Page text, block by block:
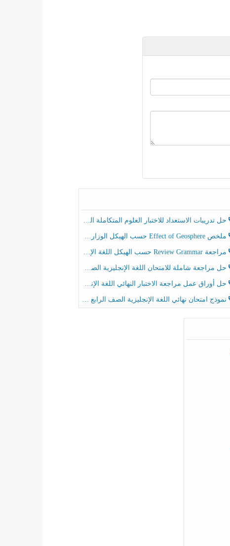
حل تدريبات الاستعداد للاختبار العلوم المتكاملة الصف الخامس عام الفصل الثالث
ملخص Effect of Geosphere حسب الهيكل الوزاري العلوم المتكاملة الصف الخامس انسبير الفصل الثالث
مراجعة Review Grammar حسب الهيكل اللغة الإنجليزية الصف الخامس الفصل الثالث
حل مراجعة شاملة للامتحان اللغة الإنجليزية الصف الخامس الفصل الثالث
حل أوراق عمل مراجعة الاختبار النهائي اللغة الإنجليزية الصف الرابع الفصل الثالث
نموذج امتحان نهائي اللغة الإنجليزية الصف الرابع الفصل الثالث